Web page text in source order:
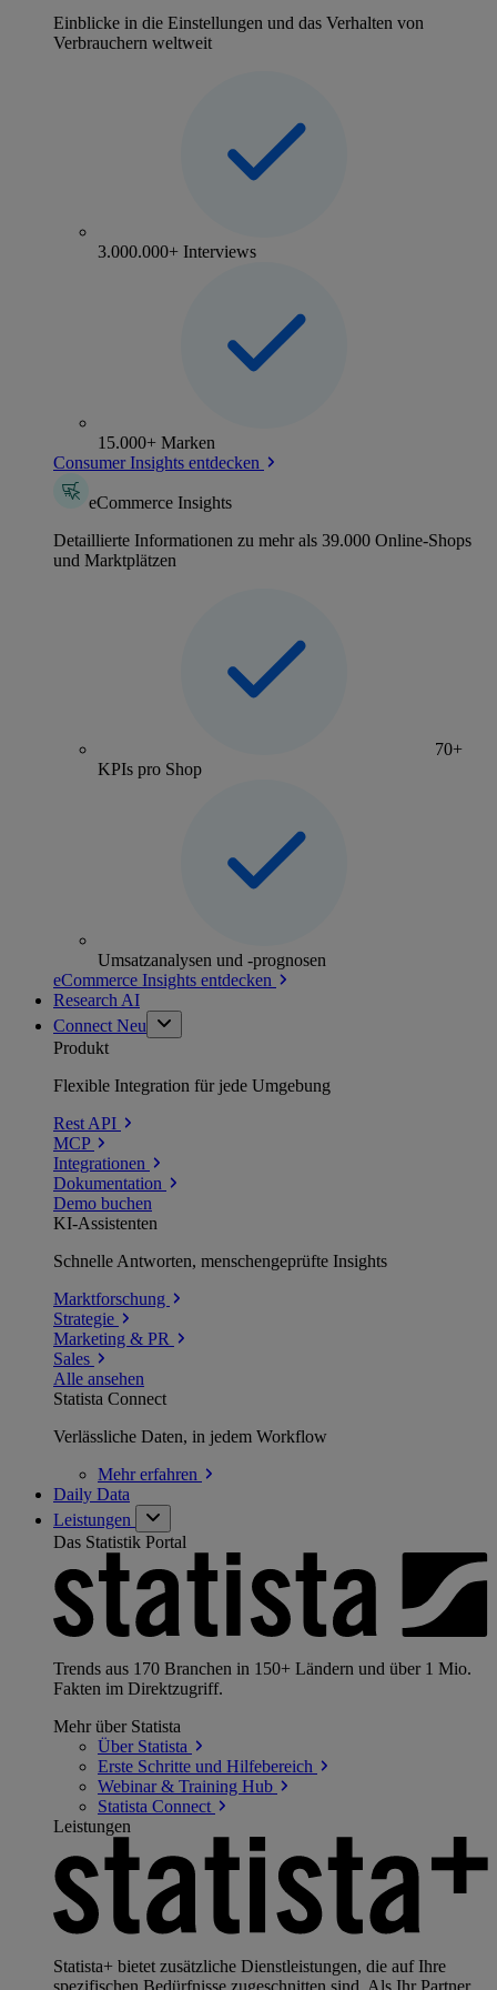
Einblicke in die Einstellungen und das Verhalten von
Verbrauchern weltweit
3.000.000+ Interviews
15.000+ Marken
Consumer Insights entdecken
eCommerce Insights
Detaillierte Informationen zu mehr als 39.000 Online-Shops
und Marktplätzen
70+
KPIs pro Shop
Umsatzanalysen und -prognosen
eCommerce Insights entdecken
Research AI
Connect Neu
Produkt
Flexible Integration für jede Umgebung
Rest API
MCP
Integrationen
Dokumentation
Demo buchen
KI-Assistenten
Schnelle Antworten, menschengeprüfte Insights
Marktforschung
Strategie
Marketing & PR
Sales
Alle ansehen
Statista Connect
Verlässliche Daten, in jedem Workflow
Mehrerfahren
Daily Data
Leistungen
Das Statistik Portal
Trends aus 170 Branchen in 150+ Ländern und über 1 Mio.
Fakten im Direktzugriff.
Mehr über Statista
Über Statista
Erste Schritte und Hilfebereich
Webinar & Training Hub
Statista Connect
Leistungen
Statista+ bietet zusätzliche Dienstleistungen, die auf Ihre
spezifischen Bedürfnisse zugeschnitten sind. Als Ihr Partner